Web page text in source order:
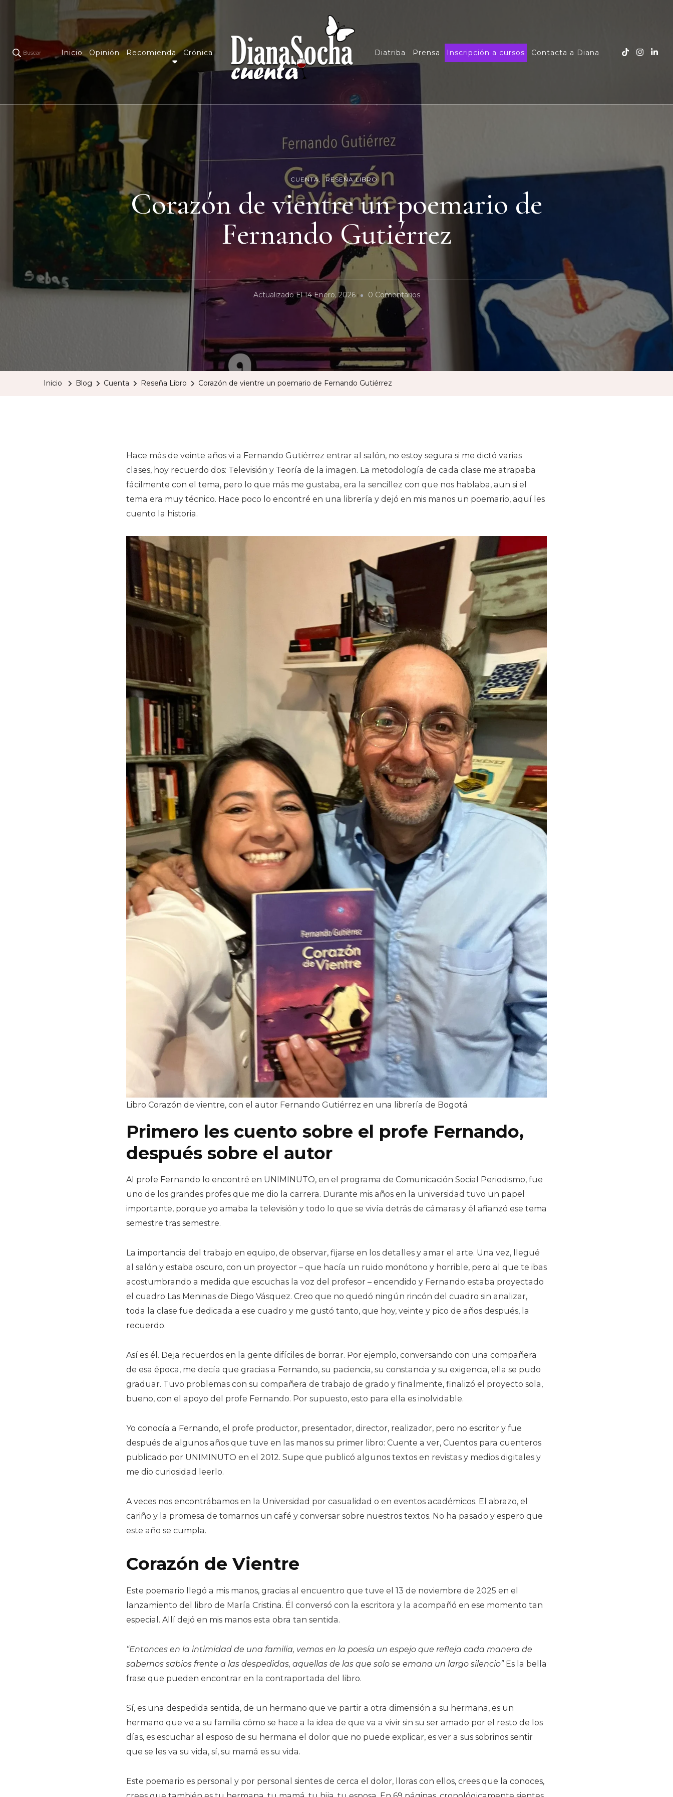
Buscar Inicio Opinión Recomienda Crónica Diatriba Prensa Inscripción a cursos Contacta a Diana
CUENTA RESEÑA LIBRO
Corazón de vientre un poemario de
Fernando Gutiérrez
Actualizado El14 Enero, 2026 0 ComentariosEn
Corazón
Vientre
Un
Inicio Blog Cuenta Reseña Libro Corazón de vientre un poemario de Fernando Gutiérrez
Hace más de veinte años vi a Fernando Gutiérrez entrar al salón, no estoy segura si me dictó varias
clases, hoy recuerdo dos: Televisión y Teoría de la imagen. La metodología de cada clase me atrapaba
fácilmente con el tema, pero lo que más me gustaba, era la sencillez con que nos hablaba, aun si el
tema era muy técnico. Hace poco lo encontré en una librería y dejó en mis manos un poemario, aquí les
cuento la historia.
Libro Corazón de vientre, con el autor Fernando Gutiérrez en una librería de Bogotá
Primero les cuento sobre el profe Fernando,
después sobre el autor
Al profe Fernando lo encontré en UNIMINUTO, en el programa de Comunicación Social Periodismo, fue
uno de los grandes profes que me dio la carrera. Durante mis años en la universidad tuvo un papel
importante, porque yo amaba la televisión y todo lo que se vivía detrás de cámaras y él afianzó ese tema
semestre tras semestre.
La importancia del trabajo en equipo, de observar, fijarse en los detalles y amar el arte. Una vez, llegué
al salón y estaba oscuro, con un proyector – que hacía un ruido monótono y horrible, pero al que te ibas
acostumbrando a medida que escuchas la voz del profesor – encendido y Fernando estaba proyectado
el cuadro Las Meninas de Diego Vásquez. Creo que no quedó ningún rincón del cuadro sin analizar,
toda la clase fue dedicada a ese cuadro y me gustó tanto, que hoy, veinte y pico de años después, la
recuerdo.
Así es él. Deja recuerdos en la gente difíciles de borrar. Por ejemplo, conversando con una compañera
de esa época, me decía que gracias a Fernando, su paciencia, su constancia y su exigencia, ella se pudo
graduar. Tuvo problemas con su compañera de trabajo de grado y finalmente, finalizó el proyecto sola,
bueno, con el apoyo del profe Fernando. Por supuesto, esto para ella es inolvidable.
Yo conocía a Fernando, el profe productor, presentador, director, realizador, pero no escritor y fue
después de algunos años que tuve en las manos su primer libro: Cuente a ver, Cuentos para cuenteros
publicado por UNIMINUTO en el 2012. Supe que publicó algunos textos en revistas y medios digitales y
me dio curiosidad leerlo.
A veces nos encontrábamos en la Universidad por casualidad o en eventos académicos. El abrazo, el
cariño y la promesa de tomarnos un café y conversar sobre nuestros textos. No ha pasado y espero que
este año se cumpla.
Corazón de Vientre
Este poemario llegó a mis manos, gracias al encuentro que tuve el 13 de noviembre de 2025 en el
lanzamiento del libro de María Cristina. Él conversó con la escritora y la acompañó en ese momento tan
especial. Allí dejó en mis manos esta obra tan sentida.
“Entonces en la intimidad de una familia, vemos en la poesía un espejo que refleja cada manera de
sabernos sabios frente a las despedidas, aquellas de las que solo se emana un largo silencio” Es la bella
frase que pueden encontrar en la contraportada del libro.
Sí, es una despedida sentida, de un hermano que ve partir a otra dimensión a su hermana, es un
hermano que ve a su familia cómo se hace a la idea de que va a vivir sin su ser amado por el resto de los
días, es escuchar al esposo de su hermana el dolor que no puede explicar, es ver a sus sobrinos sentir
que se les va su vida, sí, su mamá es su vida.
Este poemario es personal y por personal sientes de cerca el dolor, lloras con ellos, crees que la conoces,